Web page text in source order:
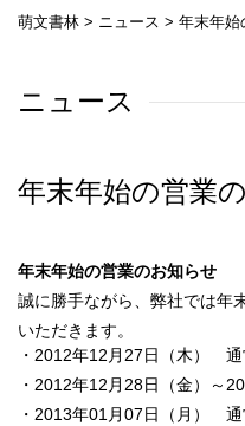
萌文書林 > ニュース > 年末年始
ニュース
年末年始の営業
年末年始の営業のお知らせ
誠に勝手ながら、弊社では年
いただきます。
・2012年12月27日（木）
・2012年12月28日（金）～
・2013年01月07日（月）